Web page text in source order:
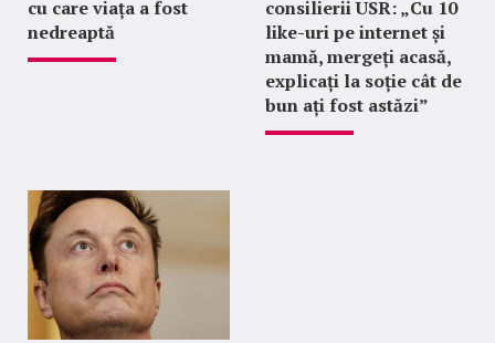
cu care viața a fost
nedreaptă
consilierii USR: „Cu 10
like-uri pe internet și
mamă, mergeți acasă,
explicați la soție cât de
bun ați fost astăzi”